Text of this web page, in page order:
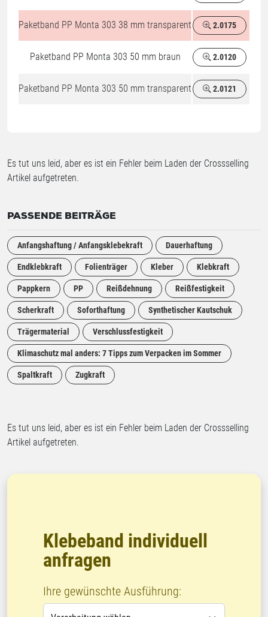
Paketband PP Monta 303 38 mm transparent 2.0175
Paketband PP Monta 303 50 mm braun 2.0120
Paketband PP Monta 303 50 mm transparent 2.0121
Es tut uns leid, aber es ist ein Fehler beim Laden der Crossselling
Artikel aufgetreten.
PASSENDE BEITRÄGE
Anfangshaftung / Anfangsklebekraft Dauerhaftung
Endklebkraft Folienträger Kleber Klebkraft
Pappkern PP Reißdehnung Reißfestigkeit
Scherkraft Soforthaftung Synthetischer Kautschuk
Trägermaterial Verschlussfestigkeit
Klimaschutz mal anders: 7 Tipps zum Verpacken im Sommer
Spaltkraft Zugkraft
Es tut uns leid, aber es ist ein Fehler beim Laden der Crossselling
Artikel aufgetreten.
Klebeband individuell
anfragen
Ihre gewünschte Ausführung: